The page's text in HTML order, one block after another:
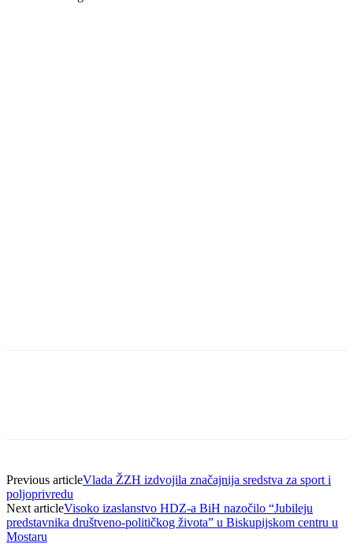
Previous articleVlada ŽZH izdvojila značajnija sredstva za sport i
poljoprivredu
Next articleVisoko izaslanstvo HDZ-a BiH nazočilo “Jubileju
predstavnika društveno-političkog života” u Biskupijskom centru u
Mostaru